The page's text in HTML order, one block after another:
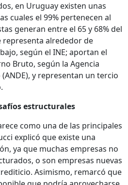
en Uruguay existen unas
cuales el 99% pertenecen al
generan entre el 65 y 68% del
representa alrededor de
según el INE; aportan el
Bruto, según la Agencia
y representan un tercio
estructurales
como una de las principales
explicó que existe una
ya que muchas empresas no
o son empresas nuevas
Asimismo, remarcó que